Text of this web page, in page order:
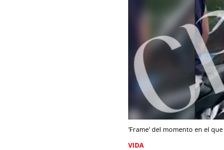
'Frame' del momento en el
VIDA